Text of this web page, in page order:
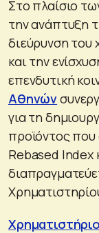
Στο πλαίσιο
την ανάπτυξη
διεύρυνση του
και την
επενδυτική
Αθηνών
για τη
προϊόντος που
Rebased Index